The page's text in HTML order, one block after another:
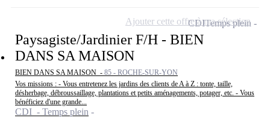
Paysagiste/Jardinier F/H - BIEN
DANS SA MAISON
BIEN DANS SA MAISON - 85 - ROCHE-SUR-YON
Vos missions : - Vous entretenez les jardins des clients de A à Z : tonte, taille,
désherbage, débroussaillage, plantations et petits aménagements, potager, etc. - Vous
bénéficiez d'une grande...
CDI - Temps plein
CDITemps plein
Ajouter cette offre à ma sélection